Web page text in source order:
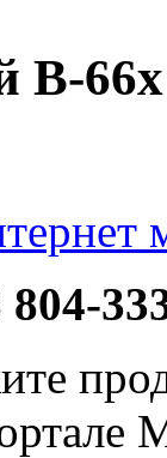
B-66x